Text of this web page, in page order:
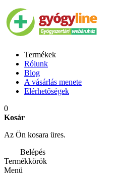
Termékek
Rólunk
Blog
A vásárlás menete
Elérhetőségek
0
Kosár
Az Ön kosara üres.
Belépés
Termékkörök
Menü